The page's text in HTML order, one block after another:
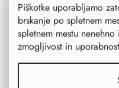
Piškotke uporabljamo
brskanje po spletnem
spletnem mestu
zmogljivost in
Akcija